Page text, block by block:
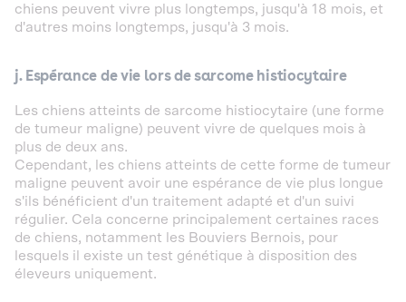
chiens peuvent vivre plus longtemps, jusqu'à 18 mois, et
d'autres moins longtemps, jusqu'à 3 mois.
j. Espérance de vie lors de sarcome histiocytaire
Les chiens atteints de sarcome histiocytaire (une forme
de tumeur maligne) peuvent vivre de quelques mois à
plus de deux ans.
Cependant, les chiens atteints de cette forme de tumeur
maligne peuvent avoir une espérance de vie plus longue
s'ils bénéficient d'un traitement adapté et d'un suivi
régulier. Cela concerne principalement certaines races
de chiens, notamment les Bouviers Bernois, pour
lesquels il existe un test génétique à disposition des
éleveurs uniquement.